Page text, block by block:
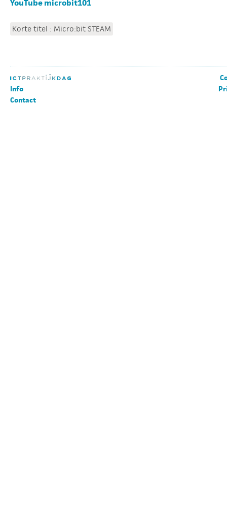
YouTube microbit101
Korte titel : Micro:bit STEAM
Info
Contact